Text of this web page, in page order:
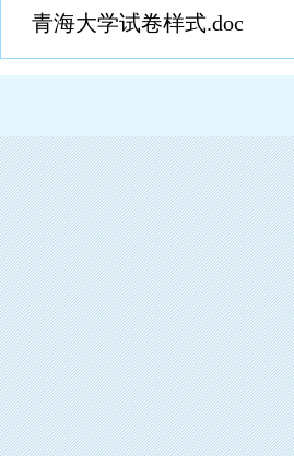
青海大学试卷样式.doc